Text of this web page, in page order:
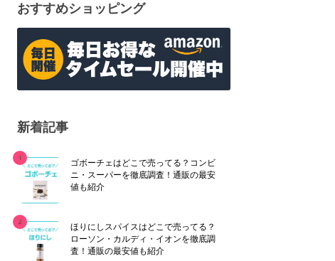
おすすめショッピング
新着記事
ゴボーチェはどこで売ってる？コンビ
ニ・スーパーを徹底調査！通販の最安
値も紹介
ほりにしスパイスはどこで売ってる？
ローソン・カルディ・イオンを徹底調
査！通販の最安値も紹介